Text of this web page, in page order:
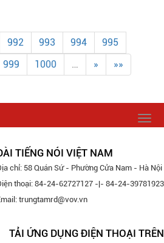
992 993 994
995
999 1000 … » »»
TIẾNG NÓI VIỆT NAM
chỉ: 58 Quán Sứ - Phường Cửa Nam - Hà Nội
thoại: 84-24-62727127 -|- 84-24-39781923
trungtamrd@vov.vn
TẢI ỨNG DỤNG ĐIỆN THOẠI TRÊN